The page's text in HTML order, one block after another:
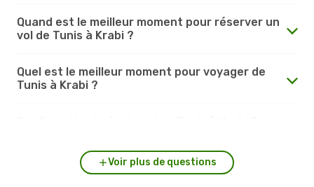
Quand est le meilleur moment pour réserver un
vol de Tunis à Krabi ?
Quel est le meilleur moment pour voyager de
Tunis à Krabi ?
Voir plus de questions